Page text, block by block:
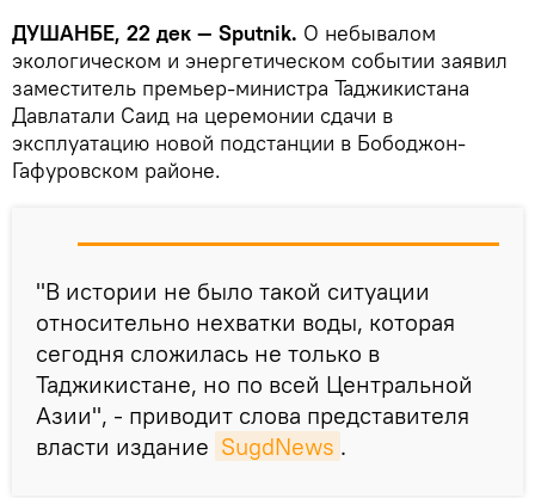
ДУШАНБЕ, 22 дек — Sputnik. О небывалом
экологическом и энергетическом событии заявил
заместитель премьер-министра Таджикистана
Давлатали Саид на церемонии сдачи в
эксплуатацию новой подстанции в Бободжон-
Гафуровском районе.
"В истории не было такой ситуации
относительно нехватки воды, которая
сегодня сложилась не только в
Таджикистане, но по всей Центральной
Азии", - приводит слова представителя
власти издание SugdNews .